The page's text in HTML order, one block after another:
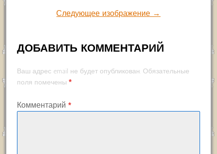
Следующее изображение →
ДОБАВИТЬ КОММЕНТАРИЙ
Ваш адрес email не будет опубликован. Обязательные
поля помечены *
Комментарий *